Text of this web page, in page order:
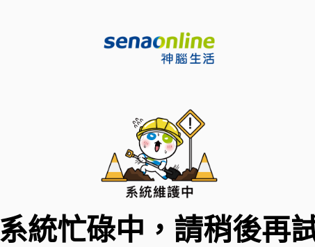
系統忙碌中，請稍後再